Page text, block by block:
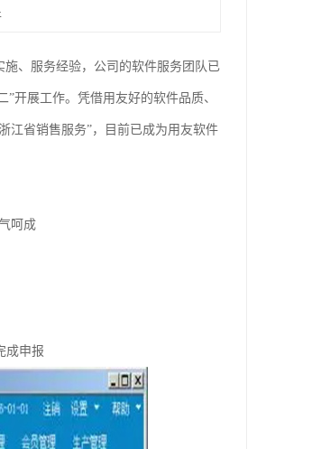
、服务经验，公司的软件服务团队已
开展工作。凭借用友好的软件品质、
江省销售服务”，目前已成为用友软件
呵成
成申报